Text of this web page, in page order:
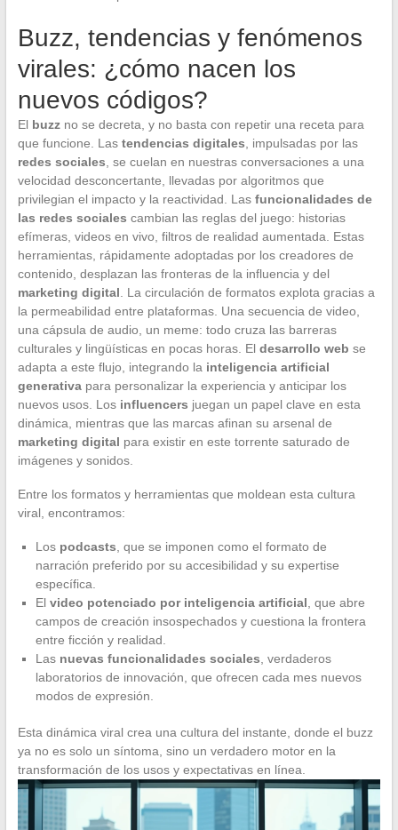
Buzz, tendencias y fenómenos
virales: ¿cómo nacen los
nuevos códigos?
El buzzno se decreta, y no basta con repetir una receta para
que funcione. Las tendencias digitales , impulsadas por las
redes sociales , se cuelan en nuestras conversaciones a una
velocidad desconcertante, llevadas por algoritmos que
privilegian el impacto y la reactividad. Las funcionalidades de
las redes sociales cambian las reglas del juego: historias
efímeras, videos en vivo, filtros de realidad aumentada. Estas
herramientas, rápidamente adoptadas por los creadores de
contenido, desplazan las fronteras de la influencia y del
marketing digital . La circulación de formatos explota gracias a
la permeabilidad entre plataformas. Una secuencia de video,
una cápsula de audio, un meme: todo cruza las barreras
culturales y lingüísticas en pocas horas. El desarrollo web se
adapta a este flujo, integrando la inteligencia artificial
generativapara personalizar la experiencia y anticipar los
nuevos usos. Los influencers juegan un papel clave en esta
dinámica, mientras que las marcas afinan su arsenal de
marketing digital para existir en este torrente saturado de
imágenes y sonidos.
Entre los formatos y herramientas que moldean esta cultura
viral, encontramos:
Los podcasts , que se imponen como el formato de
narración preferido por su accesibilidad y su expertise
específica.
El video potenciado por inteligencia artificial , que abre
campos de creación insospechados y cuestiona la frontera
entre ficción y realidad.
Las nuevas funcionalidades sociales , verdaderos
laboratorios de innovación, que ofrecen cada mes nuevos
modos de expresión.
Esta dinámica viral crea una cultura del instante, donde el buzz
ya no es solo un síntoma, sino un verdadero motor en la
transformación de los usos y expectativas en línea.